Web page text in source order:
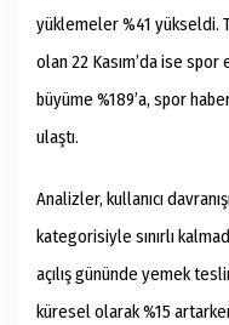
yüklemeler %41 yükseldi.
olan 22 Kasım’da ise
büyüme %189’a, spor
ulaştı.
Analizler, kullanıcı
kategorisiyle sınırlı
açılış gününde yemek
küresel olarak %15